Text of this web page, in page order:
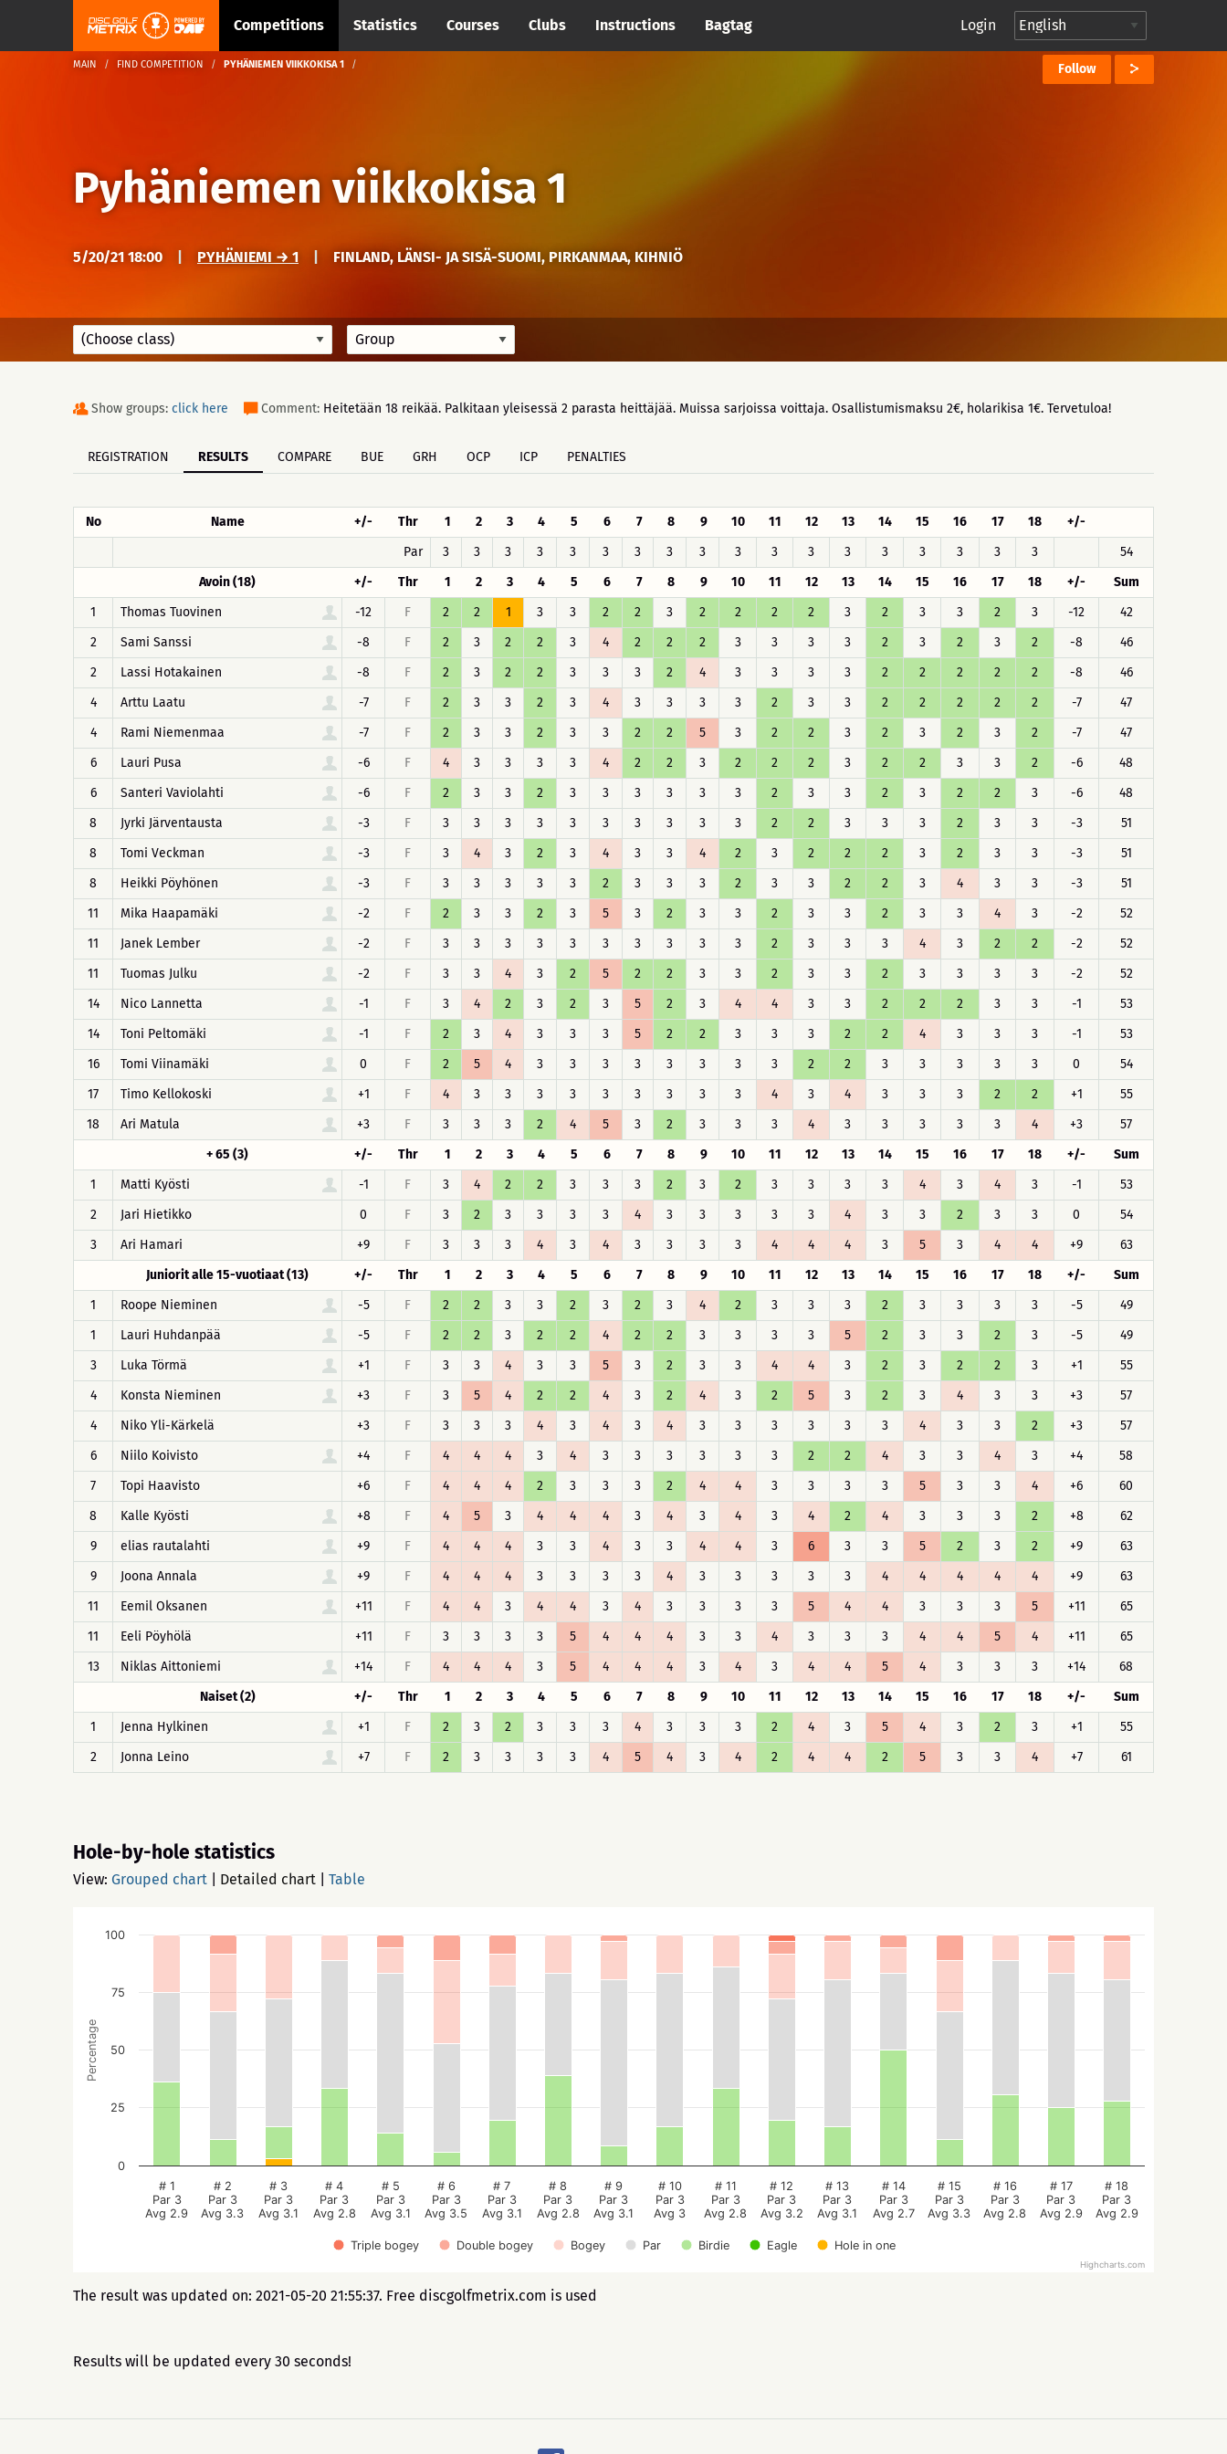
Competitions Statistics Courses Clubs Instructions Bagtag Login
MAIN FIND COMPETITION PYHÄNIEMEN VIIKKOKISA 1 Follow
Pyhäniemen viikkokisa 1
5/20/21 18:00 PYHÄNIEMI → 1 FINLAND, LÄNSI- JA SISÄ-SUOMI, PIRKANMAA, KIHNIÖ
Show groups: click here Comment: Heitetään 18 reikää. Palkitaan yleisessä 2 parasta heittäjää. Muissa sarjoissa voittaja. Osallistumismaksu 2€, holarikisa 1€. Tervetuloa!
REGISTRATION RESULTS COMPARE BUE GRH OCP ICP PENALTIES
No Name +/- Thr 1 2 3 4 5 6 7 8 9 10 11 12 13 14 15 16 17 18
+/-
Par
3 3 3 3 3 3 3 3 3 3 3 3 3 3 3 3 3 3
54
Avoin (18)
+/- Thr 1 2 3 4 5 6 7 8 9 10 11 12 13 14 15 16 17 18 +/-
Sum
1
Thomas Tuovinen -12 F 2 2 1 3 3 2 2 3 2 2 2 2 3 2 3 3 2 3 -12
42
2
Sami Sanssi -8 F 2 3 2 2 3 4 2 2 2 3 3 3 3 2 3 2 3 2 -8
46
2
Lassi Hotakainen -8 F 2 3 2 2 3 3 3 2 4 3 3 3 3 2 2 2 2 2 -8
46
4
Arttu Laatu -7 F 2 3 3 2 3 4 3 3 3 3 2 3 3 2 2 2 2 2 -7
47
4
Rami Niemenmaa -7 F 2 3 3 2 3 3 2 2 5 3 2 2 3 2 3 2 3 2 -7
47
6
Lauri Pusa -6 F 4 3 3 3 3 4 2 2 3 2 2 2 3 2 2 3 3 2 -6
48
6
Santeri Vaviolahti -6 F 2 3 3 2 3 3 3 3 3 3 2 3 3 2 3 2 2 3 -6
48
8
Jyrki Järventausta -3 F 3 3 3 3 3 3 3 3 3 3 2 2 3 3 3 2 3 3 -3
51
8
Tomi Veckman -3 F 3 4 3 2 3 4 3 3 4 2 3 2 2 2 3 2 3 3 -3
51
8
Heikki Pöyhönen -3 F 3 3 3 3 3 2 3 3 3 2 3 3 2 2 3 4 3 3 -3
51
11
Mika Haapamäki -2 F 2 3 3 2 3 5 3 2 3 3 2 3 3 2 3 3 4 3 -2
52
11
Janek Lember -2 F 3 3 3 3 3 3 3 3 3 3 2 3 3 3 4 3 2 2 -2
52
11
Tuomas Julku -2 F 3 3 4 3 2 5 2 2 3 3 2 3 3 2 3 3 3 3 -2
52
14
Nico Lannetta -1 F 3 4 2 3 2 3 5 2 3 4 4 3 3 2 2 2 3 3 -1
53
14
Toni Peltomäki -1 F 2 3 4 3 3 3 5 2 2 3 3 3 2 2 4 3 3 3 -1
53
16
Tomi Viinamäki 0 F 2 5 4 3 3 3 3 3 3 3 3 2 2 3 3 3 3 3 0
54
17
Timo Kellokoski +1 F 4 3 3 3 3 3 3 3 3 3 4 3 4 3 3 3 2 2 +1
55
18
Ari Matula +3 F 3 3 3 2 4 5 3 2 3 3 3 4 3 3 3 3 3 4 +3
57
+ 65 (3)
+/- Thr 1 2 3 4 5 6 7 8 9 10 11 12 13 14 15 16 17 18 +/-
Sum
1
Matti Kyösti -1 F 3 4 2 2 3 3 3 2 3 2 3 3 3 3 4 3 4 3 -1
53
2
Jari Hietikko 0 F 3 2 3 3 3 3 4 3 3 3 3 3 4 3 3 2 3 3 0
54
3
Ari Hamari +9 F 3 3 3 4 3 4 3 3 3 3 4 4 4 3 5 3 4 4 +9
63
Juniorit alle 15-vuotiaat (13)
+/- Thr 1 2 3 4 5 6 7 8 9 10 11 12 13 14 15 16 17 18 +/-
Sum
1
Roope Nieminen -5 F 2 2 3 3 2 3 2 3 4 2 3 3 3 2 3 3 3 3 -5
49
1
Lauri Huhdanpää -5 F 2 2 3 2 2 4 2 2 3 3 3 3 5 2 3 3 2 3 -5
49
3
Luka Törmä +1 F 3 3 4 3 3 5 3 2 3 3 4 4 3 2 3 2 2 3 +1
55
4
Konsta Nieminen +3 F 3 5 4 2 2 4 3 2 4 3 2 5 3 2 3 4 3 3 +3
57
4
Niko Yli-Kärkelä +3 F 3 3 3 4 3 4 3 4 3 3 3 3 3 3 4 3 3 2 +3
57
6
Niilo Koivisto +4 F 4 4 4 3 4 3 3 3 3 3 3 2 2 4 3 3 4 3 +4
58
7
Topi Haavisto +6 F 4 4 4 2 3 3 3 2 4 4 3 3 3 3 5 3 3 4 +6
60
8
Kalle Kyösti +8 F 4 5 3 4 4 4 3 4 3 4 3 4 2 4 3 3 3 2 +8
62
9
elias rautalahti +9 F 4 4 4 3 3 4 3 3 4 4 3 6 3 3 5 2 3 2 +9
63
9
Joona Annala +9 F 4 4 4 3 3 3 3 4 3 3 3 3 3 4 4 4 4 4 +9
63
11
Eemil Oksanen +11 F 4 4 3 4 4 3 4 3 3 3 3 5 4 4 3 3 3 5 +11
65
11
Eeli Pöyhölä +11 F 3 3 3 3 5 4 4 4 3 3 4 3 3 3 4 4 5 4 +11
65
13
Niklas Aittoniemi +14 F 4 4 4 3 5 4 4 4 3 4 3 4 4 5 4 3 3 3 +14
68
Naiset (2)
+/- Thr 1 2 3 4 5 6 7 8 9 10 11 12 13 14 15 16 17 18 +/-
Sum
1
Jenna Hylkinen +1 F 2 3 2 3 3 3 4 3 3 3 2 4 3 5 4 3 2 3 +1
55
2
Jonna Leino +7 F 2 3 3 3 3 4 5 4 3 4 2 4 4 2 5 3 3 4 +7 61
Hole-by-hole statistics
View: Grouped chart Detailed chart Table
Percentage
Triple bogey Double bogey Bogey Par Birdie Eagle Hole in one
# 1
Par 3
Avg 2.9
# 2
Par 3
Avg 3.3
# 3
Par 3
Avg 3.1
# 4
Par 3
Avg 2.8
# 5
Par 3
Avg 3.1
# 6
Par 3
Avg 3.5
# 7
Par 3
Avg 3.1
# 8
Par 3
Avg 2.8
# 9
Par 3
Avg 3.1
# 10
Par 3
Avg 3
# 11
Par 3
Avg 2.8
# 12
Par 3
Avg 3.2
# 13
Par 3
Avg 3.1
# 14
Par 3
Avg 2.7
# 15
Par 3
Avg 3.3
# 16
Par 3
Avg 2.8
# 17
Par 3
Avg 2.9
# 18
Par 3
Avg 2.9
0
25
50
75
100
Highcharts.com
The result was updated on: 2021-05-20 21:55:37. Free discgolfmetrix.com is used
Results will be updated every 30 seconds!